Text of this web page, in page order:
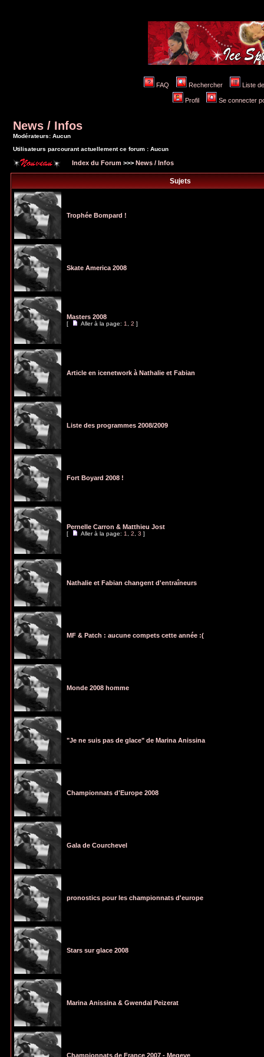
FAQ Rechercher Liste
Profil Se connecter
News / Infos
Modérateurs: Aucun
Utilisateurs parcourant actuellement ce forum : Aucun
Index du Forum >>> News / Infos
Sujets
Trophée Bompard !
Skate America 2008
Masters 2008
[ Aller à la page: 1 2 ]
Article en icenetwork à Nathalie et Fabian
Liste des programmes 2008/2009
Fort Boyard 2008 !
Pernelle Carron & Matthieu Jost
[ Aller à la page: 1 2 3 ]
Nathalie et Fabian changent d'entraîneurs
MF & Patch : aucune compets cette année :(
Monde 2008 homme
"Je ne suis pas de glace" de Marina Anissina
Championnats d'Europe 2008
Gala de Courchevel
pronostics pour les championnats d'europe
Stars sur glace 2008
Marina Anissina & Gwendal Peizerat
Championnats de France 2007 - Megeve